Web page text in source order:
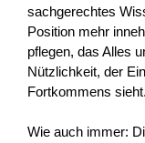
sachgerechtes
Position mehr
pflegen, das Alles
Nützlichkeit, der
Fortkommens sieht.
Wie auch immer: